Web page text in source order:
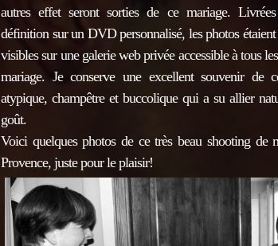
autres effet seront sorties de ce mariage.
définition sur un DVD personnalisé, les photos étaient
visibles sur une galerie web privée accessible à tous
mariage. Je conserve une excellent souvenir de
atypique, champêtre et buccolique qui a su allier
goût.
Voici quelques photos de ce très beau shooting de
Provence, juste pour le plaisir!